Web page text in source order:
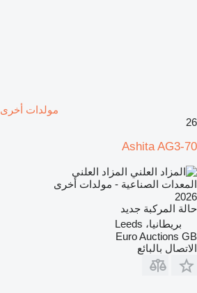
مولدات أخرى Ashita AG3-70
26
Ashita AG3-70
المزاد العلني
المعدات الصناعية - مولدات أخرى
2026
حالة المركبة جديد
بريطانيا، Leeds
Euro Auctions GB
الاتصال بالبائع